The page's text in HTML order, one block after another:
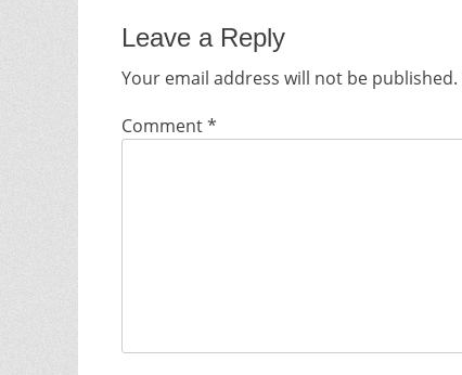
Leave a Reply
Your email address will not be published.
Comment*